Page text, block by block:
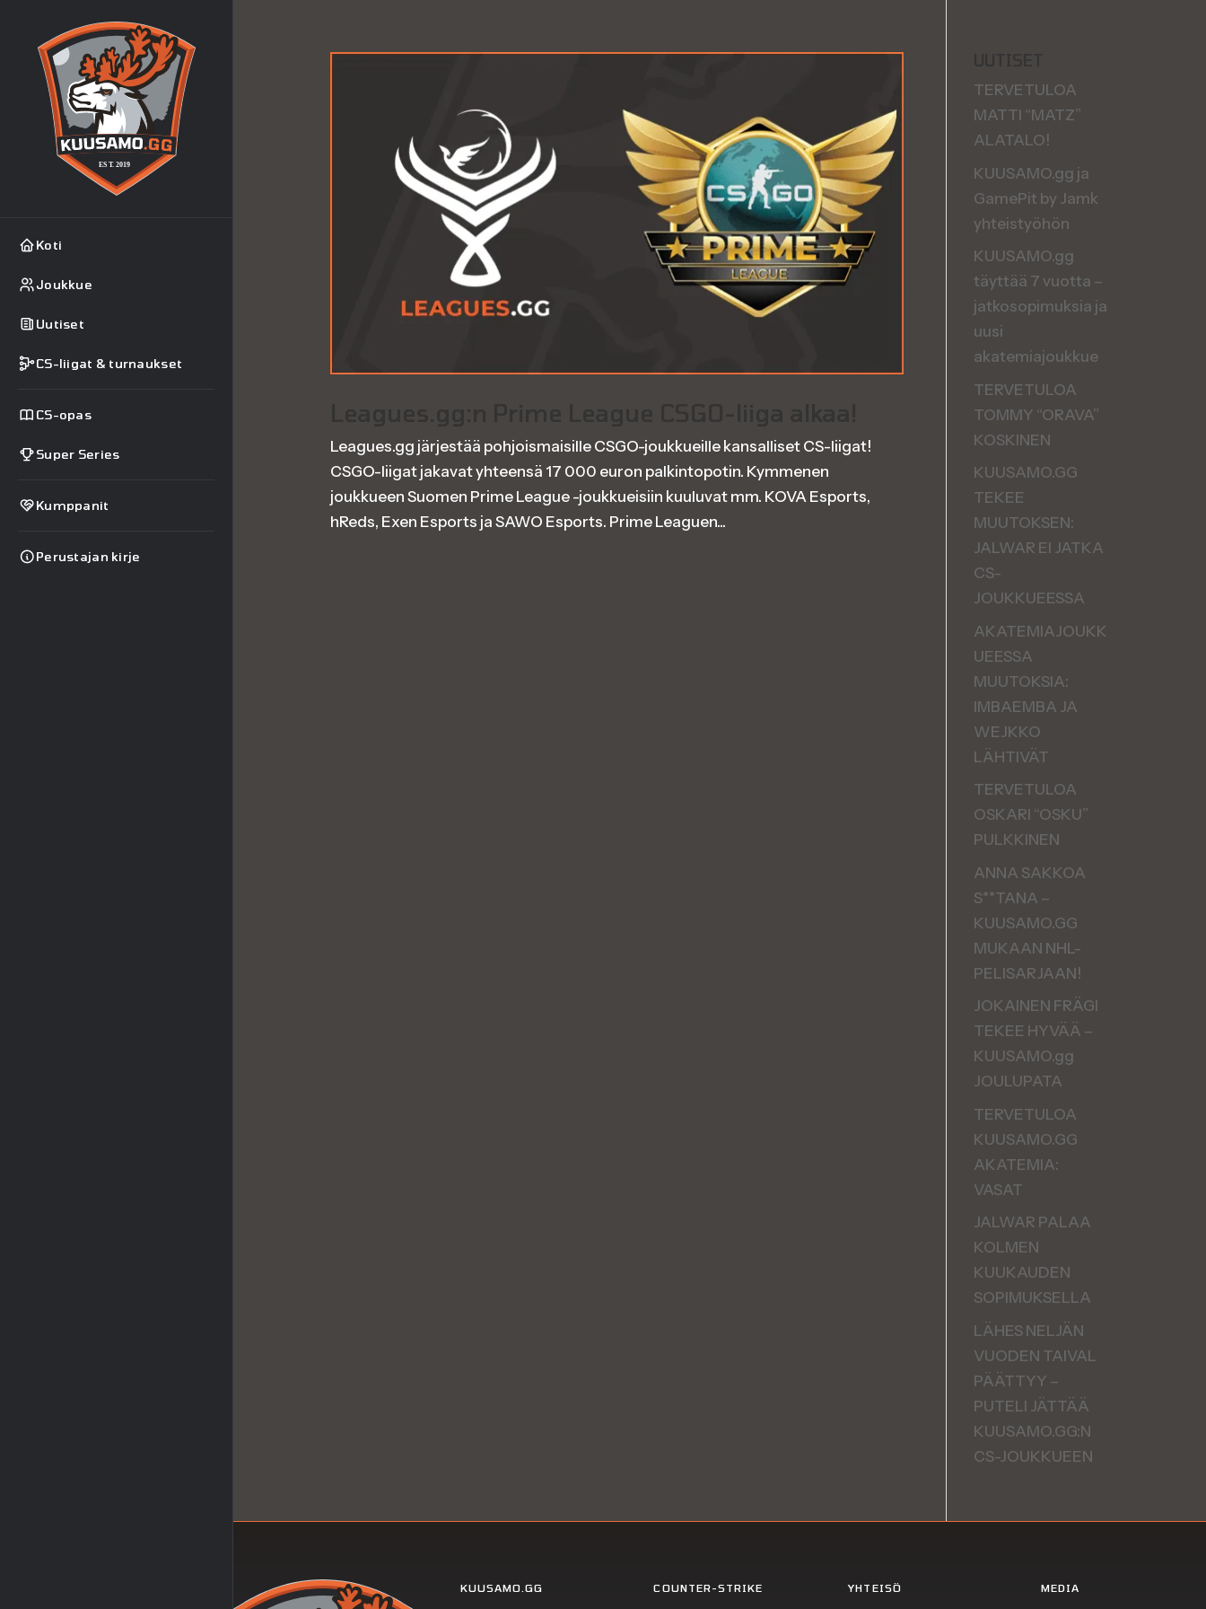
Koti
Joukkue
Uutiset
CS-liigat & turnaukset
CS-opas
Super Series
Kumppanit
Perustajan kirje
Leagues.gg järjestää pohjoismaisille CSGO-joukkueille kansalliset CS-liigat!
CSGO-liigat jakavat yhteensä 17 000 euron palkintopotin. Kymmenen
joukkueen Suomen Prime League -joukkueisiin kuuluvat mm. KOVA Esports,
hReds, Exen Esports ja SAWO Esports. Prime Leaguen...
TERVETULOA
MATTI “MATZ”
ALATALO!
KUUSAMO.gg ja
GamePit by Jamk
yhteistyöhön
KUUSAMO.gg
täyttää 7 vuotta –
jatkosopimuksia ja
uusi
akatemiajoukkue
TERVETULOA
TOMMY “ORAVA”
KOSKINEN
KUUSAMO.GG
TEKEE
MUUTOKSEN:
JALWAR EI JATKA
CS-
JOUKKUEESSA
AKATEMIAJOUKK
UEESSA
MUUTOKSIA:
IMBAEMBA JA
WEJKKO
LÄHTIVÄT
TERVETULOA
OSKARI “OSKU”
PULKKINEN
ANNA SAKKOA
S**TANA –
KUUSAMO.GG
MUKAAN NHL-
PELISARJAAN!
JOKAINEN FRÄGI
TEKEE HYVÄÄ –
KUUSAMO.gg
JOULUPATA
TERVETULOA
KUUSAMO.GG
AKATEMIA:
VASAT
JALWAR PALAA
KOLMEN
KUUKAUDEN
SOPIMUKSELLA
LÄHES NELJÄN
VUODEN TAIVAL
PÄÄTTYY –
PUTELI JÄTTÄÄ
KUUSAMO.GG:N
CS-JOUKKUEEN
KUUSAMO.GG COUNTER-STRIKE YHTEISÖ MEDIA